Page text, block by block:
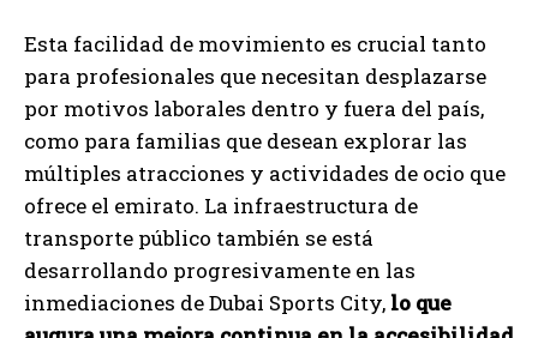
Esta facilidad de movimiento es crucial tanto
para profesionales que necesitan desplazarse
por motivos laborales dentro y fuera del país,
como para familias que desean explorar las
múltiples atracciones y actividades de ocio que
ofrece el emirato. La infraestructura de
transporte público también se está
desarrollando progresivamente en las
inmediaciones de Dubai Sports City, lo que